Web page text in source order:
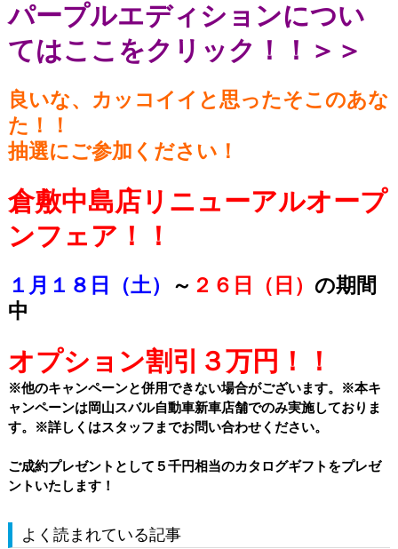
パープルエディションについ
てはここをクリック！！＞＞
良いな、カッコイイと思ったそこのあな
た！！
抽選にご参加ください！
倉敷中島店リニューアルオープ
ンフェア！！
１月１８日（土） ～ ２６日（日） の期間
中
オプション割引３万円！！
※他のキャンペーンと併用できない場合がございます。※本キ
ャンペーンは岡山スバル自動車新車店舗でのみ実施しておりま
す。※詳しくはスタッフまでお問い合わせください。
ご成約プレゼントとして５千円相当のカタログギフトをプレゼ
ントいたします！
よく読まれている記事